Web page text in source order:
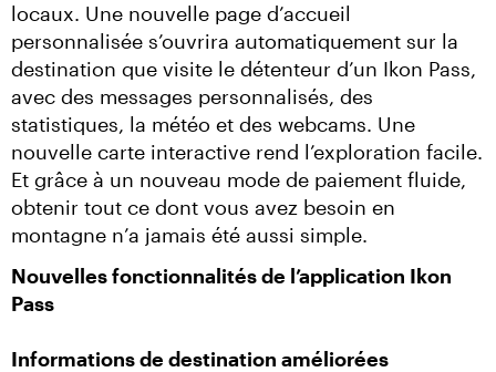
locaux. Une nouvelle page d’accueil
personnalisée s’ouvrira automatiquement sur la
destination que visite le détenteur d’un Ikon Pass,
avec des messages personnalisés, des
statistiques, la météo et des webcams. Une
nouvelle carte interactive rend l’exploration facile.
Et grâce à un nouveau mode de paiement fluide,
obtenir tout ce dont vous avez besoin en
montagne n’a jamais été aussi simple.
Nouvelles fonctionnalités de l’application Ikon
Pass
Informations de destination améliorées